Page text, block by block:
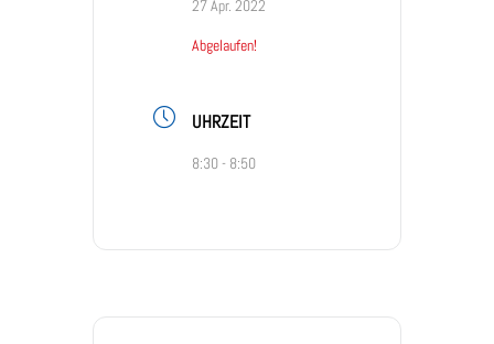
27 Apr. 2022
Abgelaufen!
UHRZEIT
8:30 - 8:50